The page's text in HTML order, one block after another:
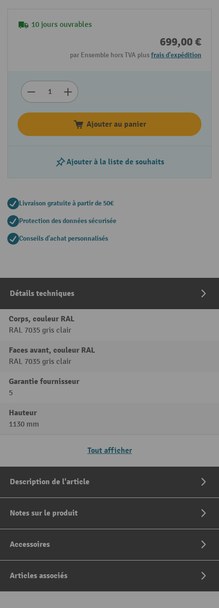
10 jours ouvrables
699,00 €
par Ensemble hors TVA plusfrais d'expédition
Ajouter au panier
Ajouter à la liste de souhaits
Livraison gratuite à partir de 50€
Protection des données sécurisée
Conseils d'achat personnalisés
Détails techniques
Corps, couleur RAL
RAL 7035 gris clair
Faces avant, couleur RAL
RAL 7035 gris clair
Garantie fournisseur
5
Hauteur
1130 mm
Tout afficher
Description de l'article
Notes sur le produit
Accessoires
Articles associés